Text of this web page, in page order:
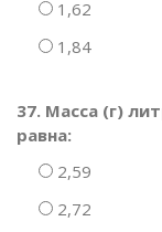
1,62
1,84
37. Масса (г)
равна:
2,59
2,72